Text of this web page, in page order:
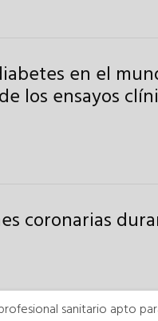
en el
los ensayos
coronarias
sanitario apto